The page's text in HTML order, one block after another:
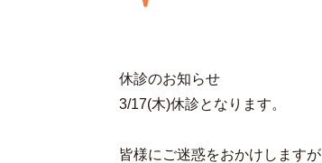
休診のお知らせ
3/17(木)休診となります。
皆様にご迷惑をおかけしますが